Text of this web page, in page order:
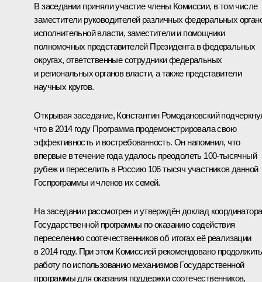
В заседании приняли участие члены Комиссии, в том числе
заместители руководителей различных федеральных
исполнительной власти, заместители и помощники
полномочных представителей Президента в федеральных
округах, ответственные сотрудники федеральных
и региональных органов власти, а также представители
научных кругов.
Открывая заседание, Константин Ромодановский
что в 2014 году Программа продемонстрировала свою
эффективность и востребованность. Он напомнил, что
впервые в течение года удалось преодолеть 100-тысячный
рубеж и переселить в Россию 106 тысяч участников данной
Госпрограммы и членов их семей.
На заседании рассмотрен и утверждён доклад координатора
Государственной программы по оказанию содействия
переселению соотечественников об итогах её реализации
в 2014 году. При этом Комиссией рекомендовано продолжить
работу по использованию механизмов Государственной
программы для оказания поддержки соотечественников,